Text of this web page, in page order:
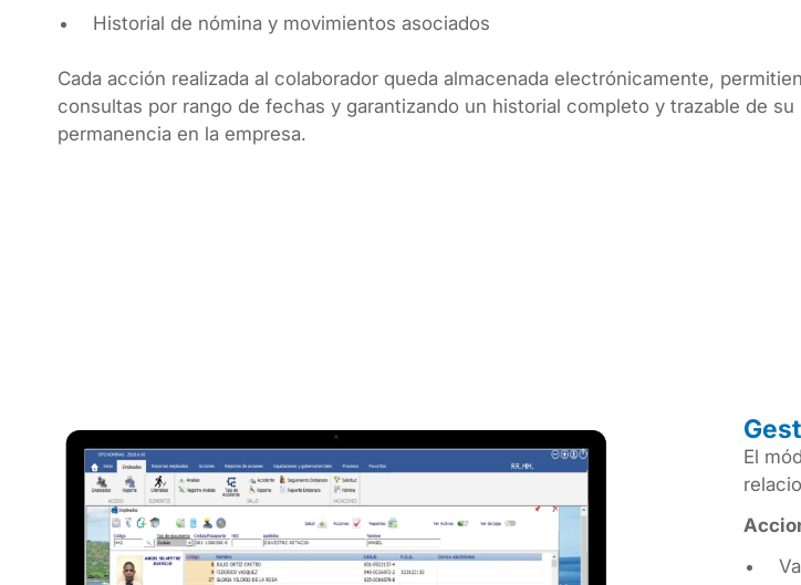
Historial de nómina y movimientos asociados
Cada acción realizada al colaborador queda almacenada electrónicamente,
consultas por rango de fechas y garantizando un historial completo y trazable de su
permanencia en la empresa.
El